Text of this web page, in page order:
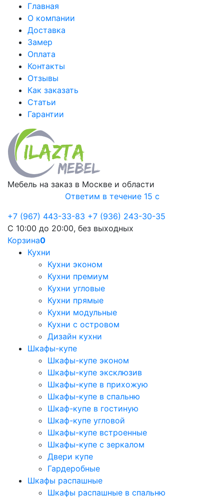
Главная
О компании
Доставка
Замер
Оплата
Контакты
Отзывы
Как заказать
Статьи
Гарантии
Мебель на заказ в Москве и области
Ответим в течение 15 с
+7 (967) 443-33-83 +7 (936) 243-30-35
С 10:00 до 20:00, без выходных
Корзина0
Кухни
Кухни эконом
Кухни премиум
Кухни угловые
Кухни прямые
Кухни модульные
Кухни с островом
Дизайн кухни
Шкафы-купе
Шкафы-купе эконом
Шкафы-купе эксклюзив
Шкафы-купе в прихожую
Шкафы-купе в спальню
Шкаф-купе в гостиную
Шкаф-купе угловой
Шкафы-купе встроенные
Шкафы-купе с зеркалом
Двери купе
Гардеробные
Шкафы распашные
Шкафы распашные в спальню